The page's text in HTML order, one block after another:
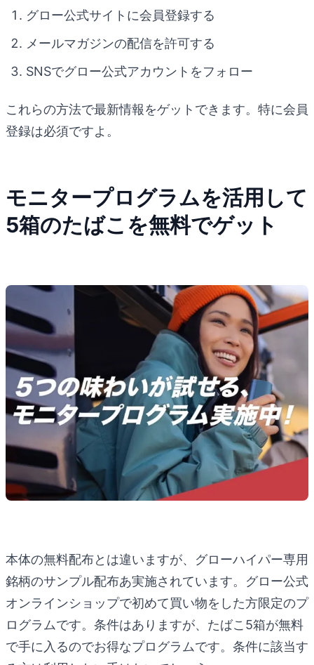
グロー公式サイトに会員登録する
メールマガジンの配信を許可する
SNSでグロー公式アカウントをフォロー
これらの方法で最新情報をゲットできます。特に会員
登録は必須ですよ。
モニタープログラムを活用して
5箱のたばこを無料でゲット
本体の無料配布とは違いますが、グローハイパー専用
銘柄のサンプル配布あ実施されています。グロー公式
オンラインショップで初めて買い物をした方限定のプ
ログラムです。条件はありますが、たばこ5箱が無料
で手に入るのでお得なプログラムです。条件に該当す